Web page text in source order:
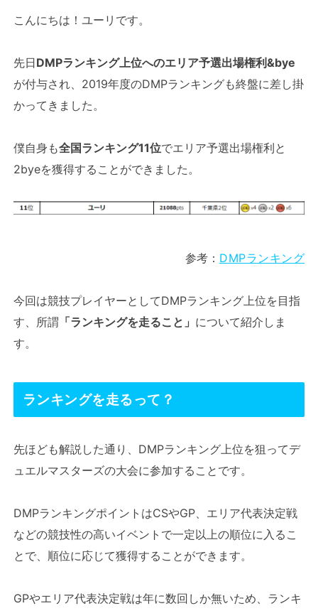
こんにちは！ユーリです。
先日DMPランキング上位へのエリア予選出場権利&bye
が付与され、2019年度のDMPランキングも終盤に差し掛
かってきました。
僕自身も全国ランキング11位でエリア予選出場権利と
2byeを獲得することができました。
参考： DMPランキング
今回は競技プレイヤーとしてDMPランキング上位を目指
す、所謂 「ランキングを走ること」 について紹介しま
す。
ランキングを走るって？
先ほども解説した通り、DMPランキング上位を狙ってデ
ュエルマスターズの大会に参加することです。
DMPランキングポイントはCSやGP、エリア代表決定戦
などの競技性の高いイベントで一定以上の順位に入るこ
とで、順位に応じて獲得することができます。
GPやエリア代表決定戦は年に数回しか無いため、ランキ